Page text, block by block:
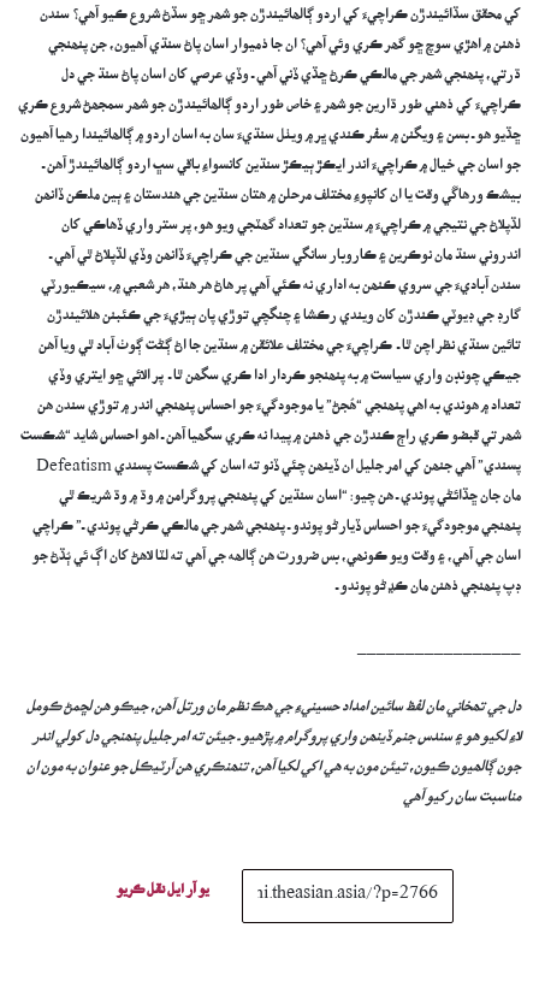
کي محقق سڏائيندڙن ڪراچيءَ کي اردو ڳالھائيندڙن جو شھر ڇو سڏڻ شروع ڪيو آھي؟ سندن
ذھنن ۾ اھڙي سوچ ڇو گھر ڪري وئي آھي؟ ان جا ذميوار اسان پاڻ سنڌي آھيون، جن پنھنجي
ڌرتي، پنھنجي شھر جي مالڪي ڪرڻ ڇڏي ڏني آھي ـ وڏي عرصي کان اسان پاڻ سنڌ جي دل
ڪراچيءَ کي ذھني طور ڌارين جو شھر ۽ خاص طور اردو ڳالھائيندڙن جو شھر سمجھڻ شروع ڪري
ڇڏيو ھو ـ بسن ۽ ويگنن ۾ سفر ڪندي ڀر ۾ ويٺل سنڌيءَ سان به اسان اردو ۾ ڳالھائيندا رھيا آھيون
جو اسان جي خيال ۾ ڪراچيءَ اندر ايڪڙ ٻيڪڙ سنڌين کانسواءِ باقي سڀ اردو ڳالھائيندڙ آھن ـ
بيشڪ ورھاڱي وقت يا ان کانپوءِ مختلف مرحلن ۾ ھتان سنڌين جي ھندستان ۽ ٻين ملڪن ڏانھن
لڏپلاڻ جي نتيجي ۾ ڪراچيءَ ۾ سنڌين جو تعداد گھٽجي ويو ھو، پر ستر واري ڏھاڪي کان
اندروني سنڌ مان نوڪرين ۽ ڪاروبار سانگي سنڌين جي ڪراچيءَ ڏانھن وڏي لڏپلاڻ ٿي آھي ـ
سندن آباديءَ جي سروي ڪنھن به اداري نه ڪئي آھي پر ھاڻ ھر ھنڌ، ھر شعبي ۾، سيڪيورٽي
گارڊ جي ڊيوٽي ڪندڙن کان ويندي رڪشا ۽ چنگچي توڙي پان ٻيڙيءَ جي ڪئبنن ھلائيندڙن
تائين سنڌي نظر اچن ٿا ـ ڪراچيءَ جي مختلف علائقن ۾ سنڌين جا اڻ ڳڻت ڳوٺ آباد ٿي ويا آھن
جيڪي چونڊن واري سياست ۾ به پنھنجو ڪردار ادا ڪري سگھن ٿا ـ پر الائي ڇو ايتري وڏي
تعداد ۾ ھوندي به اھي پنھنجي “ھُجڻ” يا موجودگيءَ جو احساس پنھنجي اندر ۾ توڙي سندن ھن
شھر تي قبضو ڪري راڄ ڪندڙن جي ذھنن ۾ پيدا نه ڪري سگھيا آھن ـ اھو احساس شايد “شڪست
مان جان ڇڏائڻي پوندي ـ ھن چيو: “اسان سنڌين کي پنھنجي پروگرامن ۾ وڌ ۾ وڌ شريڪ ٿي
پنھنجي موجودگيءَ جو احساس ڏيارڻو پوندو ـ پنھنجي شھر جي مالڪي ڪرڻي پوندي ـ” ڪراچي
اسان جي آھي، ۽ وقت ويو ڪونھي، بس ضرورت ھن ڳالھه جي آھي ته لٽا لاھڻ کان اڳ ئي ٻُڏڻ جو
ڊپ پنھنجي ذھنن مان ڪڍڻو پوندو ـ
دل جي تھخاني مان لفظ سائين امداد حسينيءِ جي ھڪ نظم مان ورتل آھن، جيڪو ھن لڇمڻ ڪومل
لاءِ لکيو ھو ۽ سندس جنم ڏينھن واري پروگرام ۾ پڙھيو ـ جيئن ته امر جليل پنھنجي دل کولي اندر
جون ڳالھيون ڪيون، تيئن مون به ھي اکي لکيا آھن، تنھنڪري ھن آرٽيڪل جو عنوان به مون ان
مناسبت سان رکيو آھي
يو آر ايل نقل ڪريو